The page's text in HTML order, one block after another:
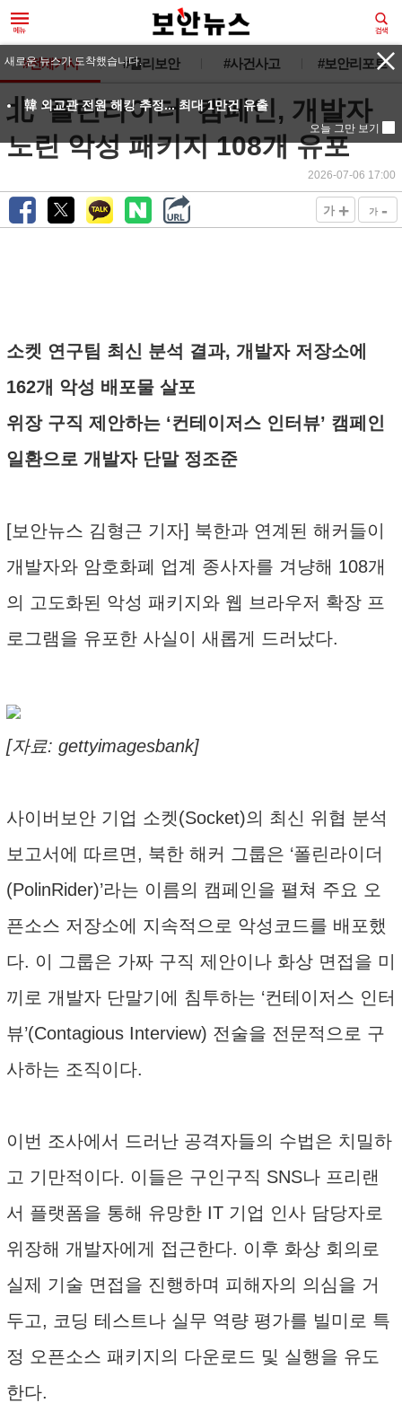
#전체기사 #물리보안 #사건사고 #보안리포트
北 ‘폴린라이더’ 캠페인, 개발자
노린 악성 패키지 108개 유포
2026-07-06 17:00
가 + 가 -
소켓 연구팀 최신 분석 결과, 개발자 저장소에
162개 악성 배포물 살포
위장 구직 제안하는 ‘컨테이저스 인터뷰’ 캠페인
일환으로 개발자 단말 정조준
[보안뉴스 김형근 기자] 북한과 연계된 해커들이
개발자와 암호화폐 업계 종사자를 겨냥해 108개
의 고도화된 악성 패키지와 웹 브라우저 확장 프
로그램을 유포한 사실이 새롭게 드러났다.
[자료: gettyimagesbank]
사이버보안 기업 소켓(Socket)의 최신 위협 분석
보고서에 따르면, 북한 해커 그룹은 ‘폴린라이더
(PolinRider)’라는 이름의 캠페인을 펼쳐 주요 오
픈소스 저장소에 지속적으로 악성코드를 배포했
다. 이 그룹은 가짜 구직 제안이나 화상 면접을 미
끼로 개발자 단말기에 침투하는 ‘컨테이저스 인터
뷰’(Contagious Interview) 전술을 전문적으로 구
사하는 조직이다.
이번 조사에서 드러난 공격자들의 수법은 치밀하
고 기만적이다. 이들은 구인구직 SNS나 프리랜
서 플랫폼을 통해 유망한 IT 기업 인사 담당자로
위장해 개발자에게 접근한다. 이후 화상 회의로
실제 기술 면접을 진행하며 피해자의 의심을 거
두고, 코딩 테스트나 실무 역량 평가를 빌미로 특
정 오픈소스 패키지의 다운로드 및 실행을 유도
한다.
새로운 뉴스가 도착했습니다.
韓 외교관 전원 해킹 추정... 최대 1만건 유출
오늘 그만 보기